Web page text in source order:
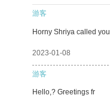
游客
Horny Shriya called you
2023-01-08
游客
Hello,? Greetings fr